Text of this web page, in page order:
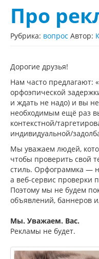
Про
Рубрика: вопрос Автор:
Дорогие друзья!
Нам часто предлагают:
орфоэпической
и ждать не надо) и вы
необходимым ещё раз
контекстной/
индивидуальной/
Мы уважаем людей,
чтобы проверить свой
стиль. Орфограммка —
а веб-сервис проверки
Поэтому мы не будем
объявлений, баннеров
Мы. Уважаем. Вас.
Рекламы не будет.